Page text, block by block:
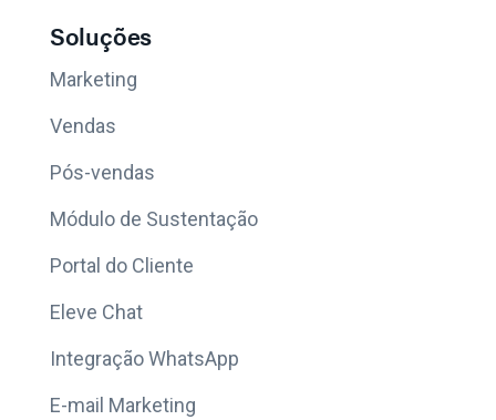
Soluções
Marketing
Vendas
Pós-vendas
Módulo de Sustentação
Portal do Cliente
Eleve Chat
Integração WhatsApp
E-mail Marketing